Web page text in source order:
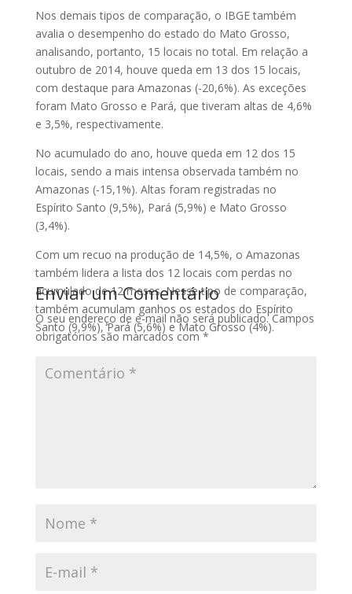
Nos demais tipos de comparação, o IBGE também
avalia o desempenho do estado do Mato Grosso,
analisando, portanto, 15 locais no total. Em relação a
outubro de 2014, houve queda em 13 dos 15 locais,
com destaque para Amazonas (-20,6%). As exceções
foram Mato Grosso e Pará, que tiveram altas de 4,6%
e 3,5%, respectivamente.
No acumulado do ano, houve queda em 12 dos 15
locais, sendo a mais intensa observada também no
Amazonas (-15,1%). Altas foram registradas no
Espírito Santo (9,5%), Pará (5,9%) e Mato Grosso
(3,4%).
Com um recuo na produção de 14,5%, o Amazonas
também lidera a lista dos 12 locais com perdas no
acumulado de 12 meses. Nesse tipo de comparação,
também acumulam ganhos os estados do Espírito
Santo (9,9%), Pará (5,6%) e Mato Grosso (4%).
Enviar um Comentário
O seu endereço de e-mail não será publicado. Campos
obrigatórios são marcados com *